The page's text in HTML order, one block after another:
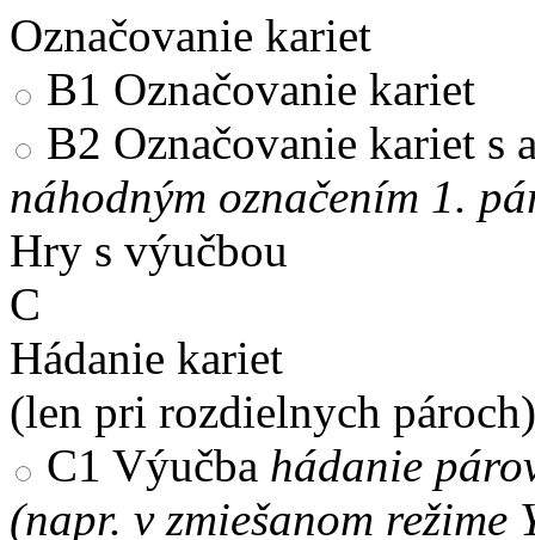
Označovanie kariet
B1 Označovanie kariet
B2 Označovanie kariet s
náhodným označením 1.
Hry s výučbou
C
Hádanie kariet
(len pri rozdielnych pároch)
C1 Výučba hádanie
(napr. v zmiešanom režime